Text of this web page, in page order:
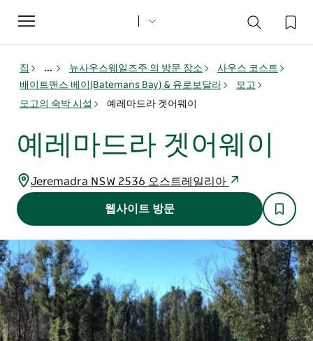
Toggle
navigation
집 ... 뉴사우스웨일즈주 의 방문 장소
사우스 코스트
배이트맨스 베이(Batemans Bay) & 유로보달라
모고
모고의 숙박 시설
예레마드라 겟어웨이
예레마드라 겟어웨이
Jeremadra NSW 2536 오스트레일리아
웹사이트 방문